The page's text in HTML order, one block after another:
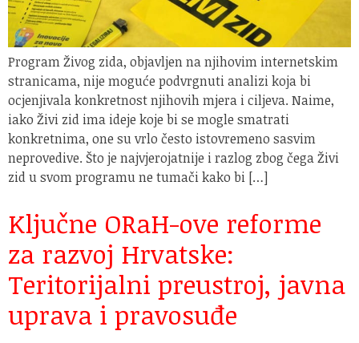
Program Živog zida, objavljen na njihovim internetskim
stranicama, nije moguće podvrgnuti analizi koja bi
ocjenjivala konkretnost njihovih mjera i ciljeva. Naime,
iako Živi zid ima ideje koje bi se mogle smatrati
konkretnima, one su vrlo često istovremeno sasvim
neprovedive. Što je najvjerojatnije i razlog zbog čega Živi
zid u svom programu ne tumači kako bi […]
Ključne ORaH-ove reforme
za razvoj Hrvatske:
Teritorijalni preustroj, javna
uprava i pravosuđe